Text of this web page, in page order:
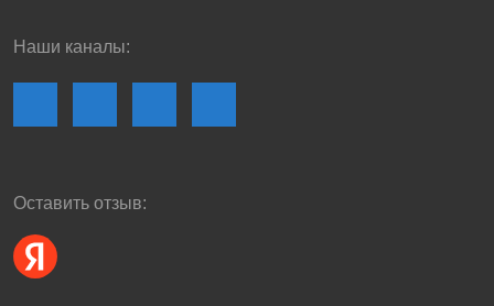
Наши каналы:
Оставить отзыв: